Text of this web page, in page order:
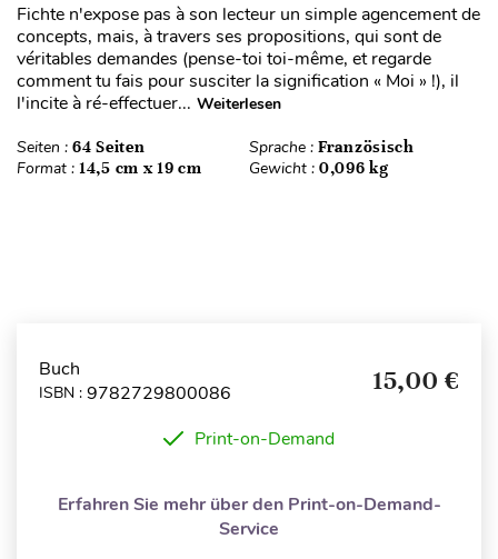
Fichte n'expose pas à son lecteur un simple agencement de
concepts, mais, à travers ses propositions, qui sont de
véritables demandes (pense-toi toi-même, et regarde
comment tu fais pour susciter la signification « Moi » !), il
l'incite à ré-effectuer... Weiterlesen
Seiten : 64 Seiten Sprache : Französisch
Format : 14,5 cm x 19 cm Gewicht : 0,096 kg
Buch
ISBN : 9782729800086 15,00 €
Print-on-Demand
Erfahren Sie mehr über den Print-on-Demand-
Service